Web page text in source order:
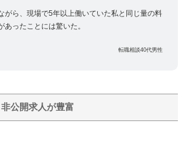
がら、現場で5年以上働いていた私と同じ量の料
あったことには驚いた。
転職相談40代男性
公開求人が豊富